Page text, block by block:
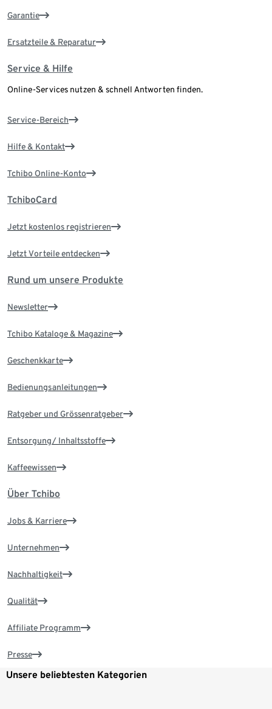
Garantie
Ersatzteile & Reparatur
Service & Hilfe
Online-Services nutzen & schnell Antworten finden.
Service-Bereich
Hilfe & Kontakt
Tchibo Online-Konto
TchiboCard
Jetzt kostenlos registrieren
Jetzt Vorteile entdecken
Rund um unsere Produkte
Newsletter
Tchibo Kataloge & Magazine
Geschenkkarte
Bedienungsanleitungen
Ratgeber und Grössenratgeber
Entsorgung/ Inhaltsstoffe
Kaffeewissen
Über Tchibo
Jobs & Karriere
Unternehmen
Nachhaltigkeit
Qualität
Affiliate Programm
Presse
Unsere beliebtesten Kategorien